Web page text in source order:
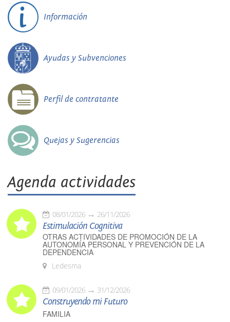
Información
Ayudas y Subvenciones
Perfil de contratante
Quejas y Sugerencias
Agenda actividades
08/01/2026 26/11/2026
Estimulación Cognitiva
OTRAS ACTIVIDADES DE PROMOCIÓN DE LA
AUTONOMÍA PERSONAL Y PREVENCIÓN DE LA
DEPENDENCIA
Ledesma
09/01/2026 31/12/2026
Construyendo mi Futuro
FAMILIA